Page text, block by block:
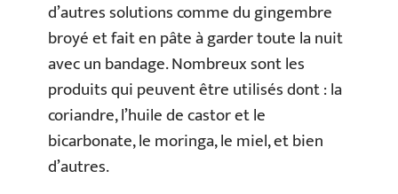
d’autres solutions comme du gingembre
broyé et fait en pâte à garder toute la nuit
avec un bandage. Nombreux sont les
produits qui peuvent être utilisés dont : la
coriandre, l’huile de castor et le
bicarbonate, le moringa, le miel, et bien
d’autres.